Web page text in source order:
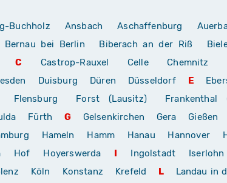
Buchholz Ansbach Aschaffenburg
Bernau bei Berlin Biberach an der Riß
C Castrop-Rauxel Celle Chemnitz
Duisburg Düren Düsseldorf E
Flensburg Forst (Lausitz) Frankenthal
Fürth G Gelsenkirchen Gera Gießen
Hameln Hamm Hanau Hannover
Hof Hoyerswerda I Ingolstadt Iserlohn
Köln Konstanz Krefeld L Landau in